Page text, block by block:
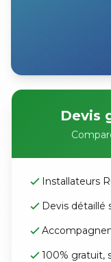
Devis
Installateurs
Devis détaillé
100% gratuit,